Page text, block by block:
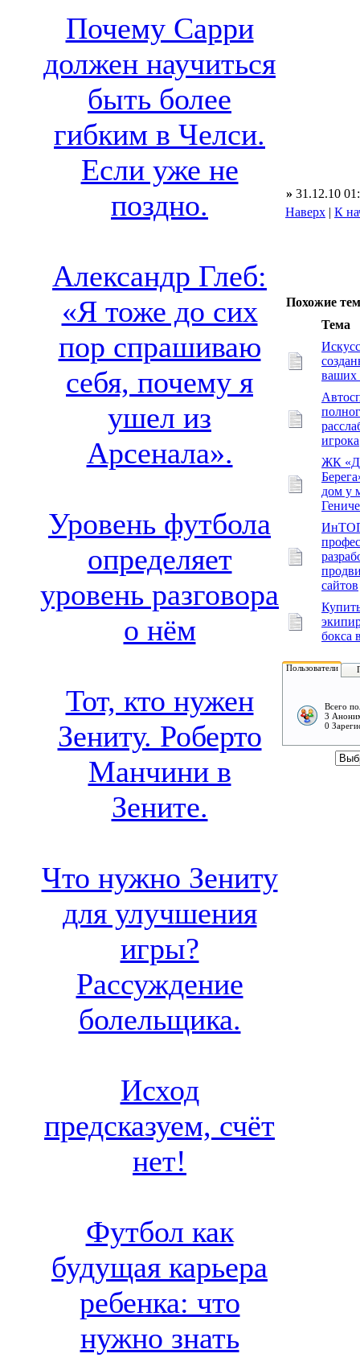
Почему Сарри
должен научиться
быть более
гибким в Челси.
Если уже не
поздно.
Александр Глеб:
«Я тоже до сих
пор спрашиваю
себя, почему я
ушел из
Арсенала».
Уровень футбола
определяет
уровень разговора
о нём
Тот, кто нужен
Зениту. Роберто
Манчини в
Зените.
Что нужно Зениту
для улучшения
игры?
Рассуждение
болельщика.
Исход
предсказуем, счёт
нет!
Футбол как
будущая карьера
ребенка: что
нужно знать
» 31.12.10
Наверх | К
Похожие
Тема
ваших
игрока
ЖК
дом у
сайтов
бокса
Пользователи
Всего
3
0